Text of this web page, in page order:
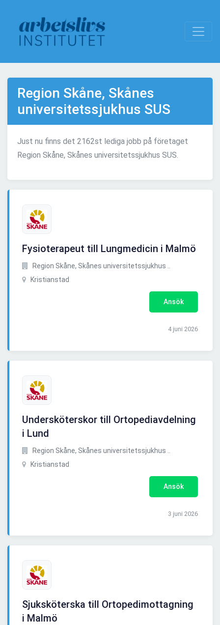
Region Skåne, Skånes
universitetssjukhus SUS
Just nu finns det 2162st lediga jobb på företaget
Region Skåne, Skånes universitetssjukhus SUS.
Fysioterapeut till Lungmedicin i Malmö
Region Skåne, Skånes universitetssjukhus ..
Kristianstad
Ansök
4 juni 2026
Undersköterskor till Ortopediavdelning
i Lund
Region Skåne, Skånes universitetssjukhus ..
Kristianstad
Ansök
3 juni 2026
Sjuksköterska till Ortopedimottagning
i Malmö